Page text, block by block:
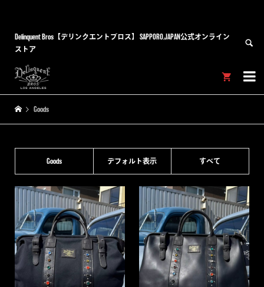
Delinquent Bros【デリンクエントブロス】 SAPPORO,JAPAN公式オンライン
ストア


Goods
Goods デフォルト表示 すべて